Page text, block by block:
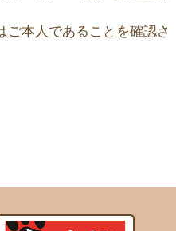
ご本人であることを確認さ